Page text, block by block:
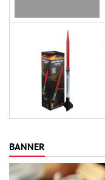
BANNER